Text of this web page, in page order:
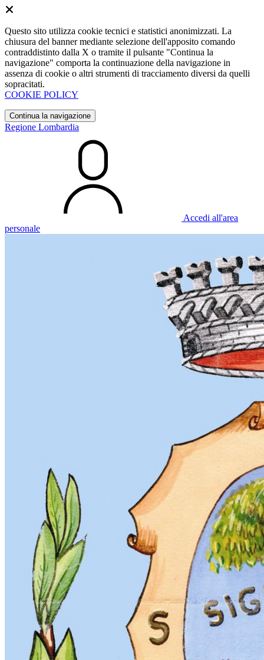
Questo sito utilizza cookie tecnici e statistici anonimizzati. La
chiusura del banner mediante selezione dell'apposito comando
contraddistinto dalla X o tramite il pulsante "Continua la
navigazione" comporta la continuazione della navigazione in
assenza di cookie o altri strumenti di tracciamento diversi da quelli
sopracitati.
COOKIE POLICY
Continua la navigazione
Regione Lombardia
Accedi all'area
personale